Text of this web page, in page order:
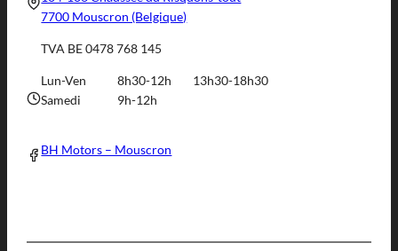
7700 Mouscron (Belgique)
TVA BE 0478 768 145
Lun-Ven 8h30-12h
13h30-18h30
Samedi
9h-12h
BH Motors – Mouscron